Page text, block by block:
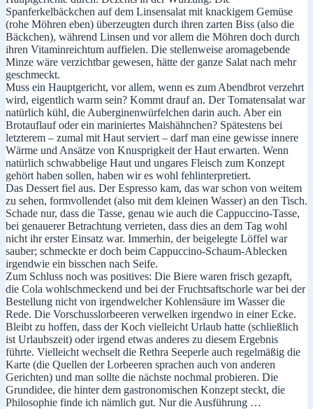
Spanferkelbäckchen auf dem Linsensalat mit knackigem Gemüse
(rohe Möhren eben) überzeugten durch ihren zarten Biss (also die
Bäckchen), während Linsen und vor allem die Möhren doch durch
ihren Vitaminreichtum auffielen. Die stellenweise aromagebende
Minze wäre verzichtbar gewesen, hätte der ganze Salat nach mehr
geschmeckt.
Muss ein Hauptgericht, vor allem, wenn es zum Abendbrot verzehrt
wird, eigentlich warm sein? Kommt drauf an. Der Tomatensalat war
natürlich kühl, die Auberginenwürfelchen darin auch. Aber ein
Brotauflauf oder ein mariniertes Maishähnchen? Spätestens bei
letzterem – zumal mit Haut serviert – darf man eine gewisse innere
Wärme und Ansätze von Knusprigkeit der Haut erwarten. Wenn
natürlich schwabbelige Haut und ungares Fleisch zum Konzept
gehört haben sollen, haben wir es wohl fehlinterpretiert.
Das Dessert fiel aus. Der Espresso kam, das war schon von weitem
zu sehen, formvollendet (also mit dem kleinen Wasser) an den Tisch.
Schade nur, dass die Tasse, genau wie auch die Cappuccino-Tasse,
bei genauerer Betrachtung verrieten, dass dies an dem Tag wohl
nicht ihr erster Einsatz war. Immerhin, der beigelegte Löffel war
sauber; schmeckte er doch beim Cappuccino-Schaum-Ablecken
irgendwie ein bisschen nach Seife.
Zum Schluss noch was positives: Die Biere waren frisch gezapft,
die Cola wohlschmeckend und bei der Fruchtsaftschorle war bei der
Bestellung nicht von irgendwelcher Kohlensäure im Wasser die
Rede. Die Vorschusslorbeeren verwelken irgendwo in einer Ecke.
Bleibt zu hoffen, dass der Koch vielleicht Urlaub hatte (schließlich
ist Urlaubszeit) oder irgend etwas anderes zu diesem Ergebnis
führte. Vielleicht wechselt die Rethra Seeperle auch regelmäßig die
Karte (die Quellen der Lorbeeren sprachen auch von anderen
Gerichten) und man sollte die nächste nochmal probieren. Die
Grundidee, die hinter dem gastronomischen Konzept steckt, die
Philosophie finde ich nämlich gut. Nur die Ausführung …